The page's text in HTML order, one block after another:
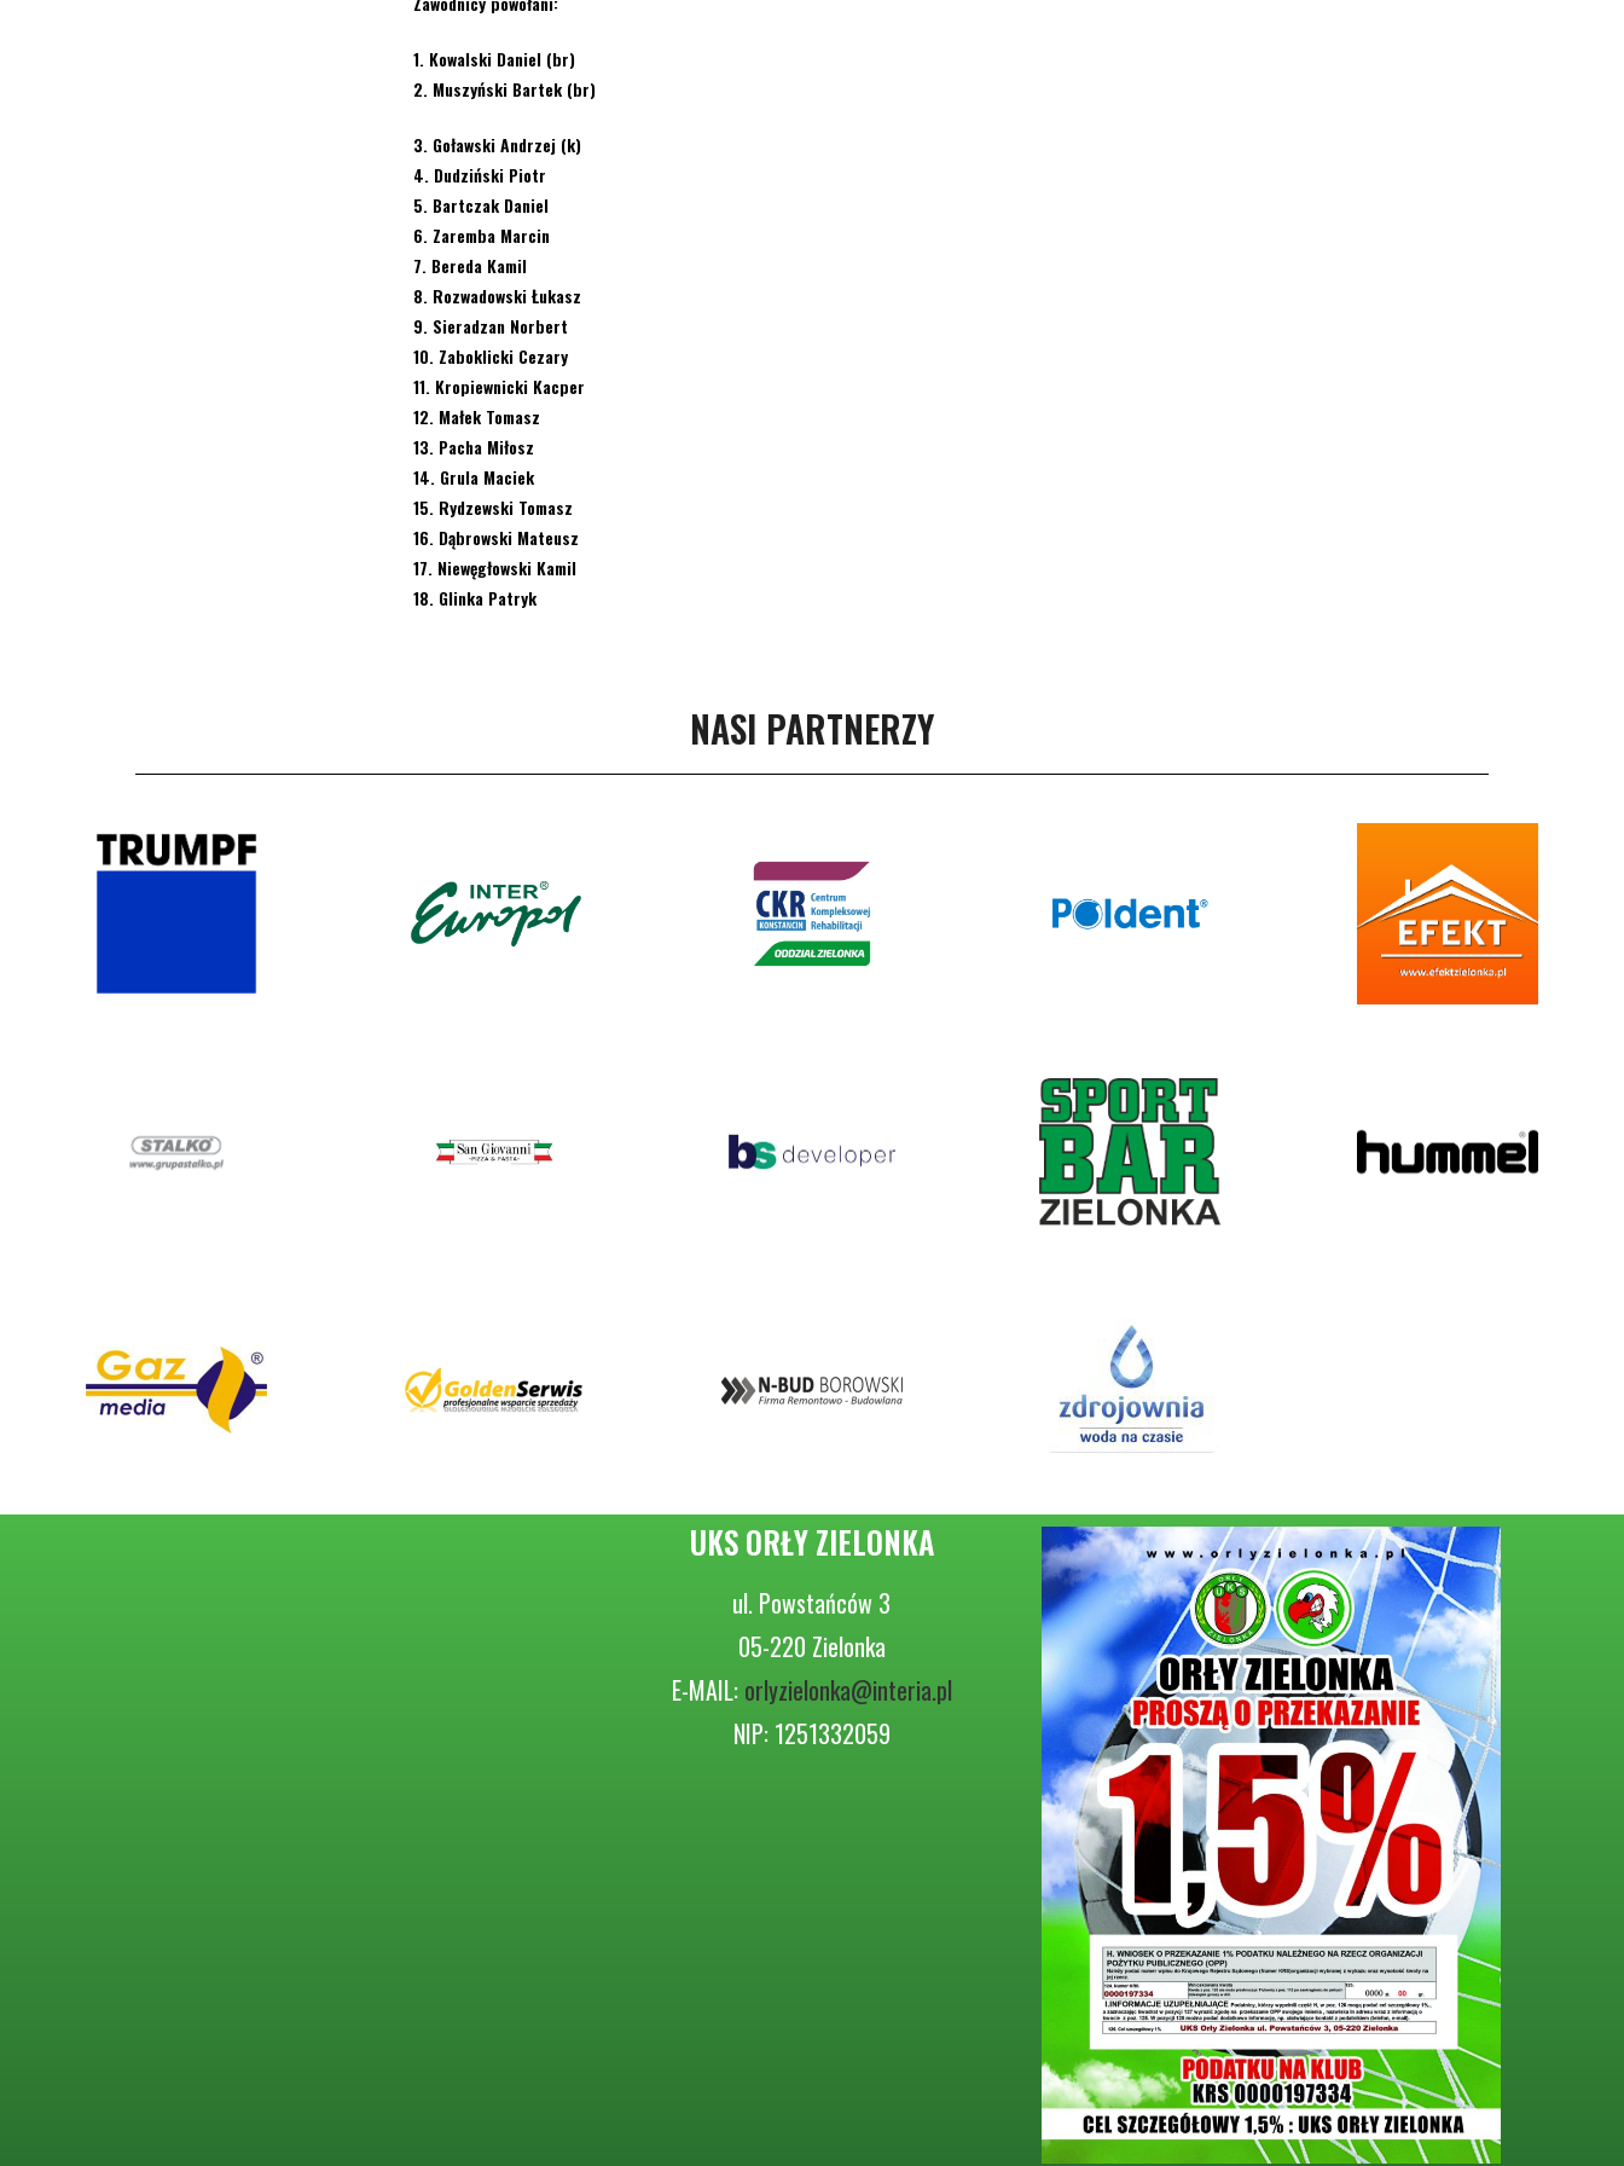
1. Kowalski Daniel (br)
2. Muszyński Bartek (br)
3. Goławski Andrzej (k)
4. Dudziński Piotr
5. Bartczak Daniel
6. Zaremba Marcin
7. Bereda Kamil
8. Rozwadowski Łukasz
9. Sieradzan Norbert
10. Zaboklicki Cezary
11. Kropiewnicki Kacper
12. Małek Tomasz
13. Pacha Miłosz
14. Grula Maciek
15. Rydzewski Tomasz
16. Dąbrowski Mateusz
17. Niewęgłowski Kamil
18. Glinka Patryk
NASI PARTNERZY
UKS ORŁY ZIELONKA
ul. Powstańców 3
05-220 Zielonka
E-MAIL: orlyzielonka@interia.pl
NIP: 1251332059